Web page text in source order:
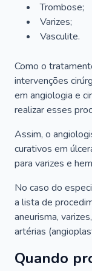
Trombose;
Varizes;
Vasculite.
Como o
intervenções
em angiologia e
realizar esses
Assim, o
curativos em
para varizes e
No caso do
a lista de
aneurisma,
artérias
Quando